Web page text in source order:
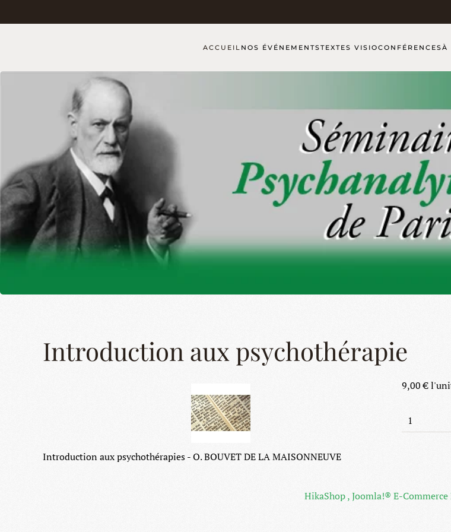
Skip to main content
ACCUEIL NOS ÉVÉNEMENTSTEXTES VISIOCONFÉRENCESÀ
Introduction aux psychothérapie
9,00 €
Introduction aux psychothérapies - O. BOUVET DE LA MAISONNEUVE
HikaShop , Joomla!® E-